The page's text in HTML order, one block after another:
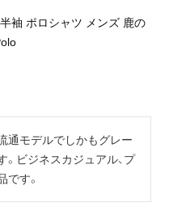
袖 ポロシャツ メンズ 鹿の
通モデルでしかもグレー
ビジネスカジュアル、プ
す。